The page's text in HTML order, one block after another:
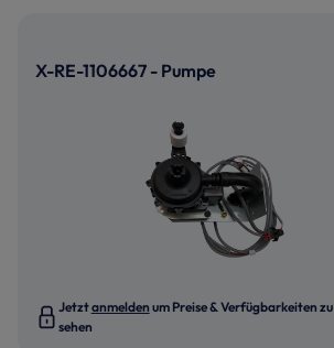
X-RE-1106667 - Pumpe
Jetztanmelden um Preise & Verfügbarkeiten zu
sehen